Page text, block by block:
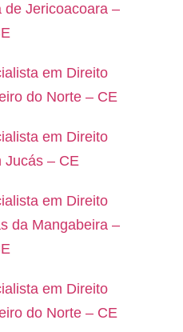
de Jericoacoara –
em Direito
do Norte – CE
em Direito
Jucás – CE
em Direito
da Mangabeira –
em Direito
do Norte – CE